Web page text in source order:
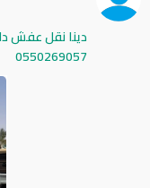
دينا نقل عفش
0550269057